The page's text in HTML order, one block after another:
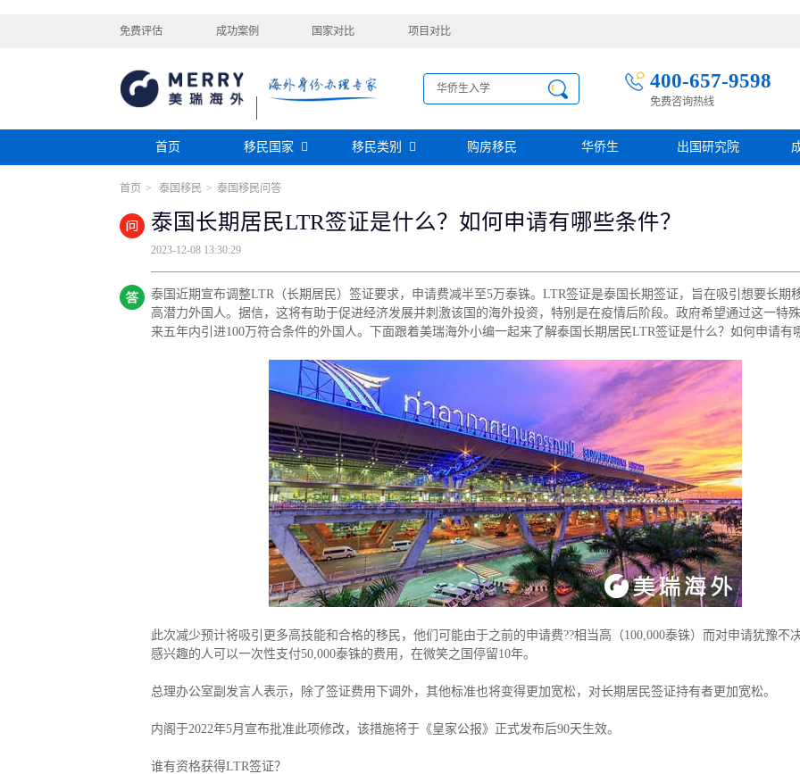
免费评估 成功案例 国家对比 项目对比
400-657-9598
免费咨询热线
首页 移民国家
美洲
安提瓜
格林纳达 圣卢西亚 多米尼克
欧洲
瑞典 芬兰 希腊 土耳其 西班牙
葡萄牙
格鲁吉亚
爱尔兰 马耳他 黑山
塞浦路斯
奥地利
拉脱维亚 英国 斯洛伐克 德国
瑙鲁 新西兰 瓦努阿图
迪拜 马来西亚 泰国 日本
韩国
菲律宾
几内亚比绍
免费评估
移民类别
购房移民
迪拜黄金签证
格林纳达投资购房护照
土耳其购房入籍/护照
塞浦路斯购房移民
香港投资移民
塞浦路斯购房移民
葡萄牙50万欧基金投资永居
圣多美投资入籍计划
格鲁吉亚护照
圣基茨投资购房护照
圣基茨捐款护照
迪拜创业签证
芬兰创业自雇移民
德国法人签证
雇主担保
新西兰雇主担保(绿名单)
新西兰雇主担保(六分制)
瑞典雇主担保移民
芬兰雇主担保移民
爱尔兰高管居留计划
存款/收入移民
西班牙远程工签
泰国DTV居留
土耳其存款护照
韩国存款投资移民
菲律宾退休居留签证SRRV
斐济存款退休移民
马来西亚第二家园计划
西班牙非盈利居留
杰出人才
香港高才
香港专才计划
香港优才计划
美国EB1A杰出人才移民
澳洲186、187雇主担保移民
购房移民 华侨生 出国研究院
首页 > 泰国移民 > 泰国移民问答
泰国长期居民LTR签证是什么？如何申请有哪些条件？
2023-12-08 13:30:29
泰国近期宣布调整LTR（长期居民）签证要求，申请费减半至5万泰铢。LTR签证是泰国长期签证，旨在吸引想要长期
高潜力外国人。据信，这将有助于促进经济发展并刺激该国的海外投资，特别是在疫情后阶段。政府希望通过这一特
来五年内引进100万符合条件的外国人。下面跟着美瑞海外小编一起来了解泰国长期居民LTR签证是什么？如何申请有
此次减少预计将吸引更多高技能和合格的移民，他们可能由于之前的申请费??相当高（100,000泰铢）而对申请犹豫不
感兴趣的人可以一次性支付50,000泰铢的费用，在微笑之国停留10年。
总理办公室副发言人表示，除了签证费用下调外，其他标准也将变得更加宽松，对长期居民签证持有者更加宽松。
内阁于2022年5月宣布批准此项修改，该措施将于《皇家公报》正式发布后90天生效。
谁有资格获得LTR签证？